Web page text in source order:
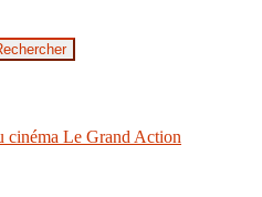
cinéma Le Grand Action